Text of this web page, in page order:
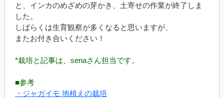
と、インカのめざめの芽かき、土寄せの作業が終了しま
した。
しばらくは生育観察が多くなると思いますが、
またお付き合いください！
*栽培と記事は、senaさん担当です。
■参考
・ジャガイモ 地植えの栽培